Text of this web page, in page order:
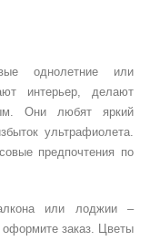
однолетние или
интерьер, делают
Они любят яркий
ультрафиолета.
предпочтения по
или лоджии –
заказ. Цветы